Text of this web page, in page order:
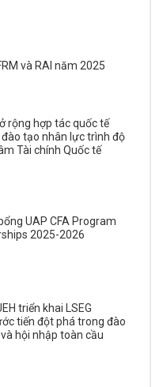
và RAI năm 2025
rộng hợp tác quốc tế
tạo nhân lực trình độ
Tài chính Quốc tế
UAP CFA Program
2025-2026
triển khai LSEG
tiến đột phá trong đào
hội nhập toàn cầu